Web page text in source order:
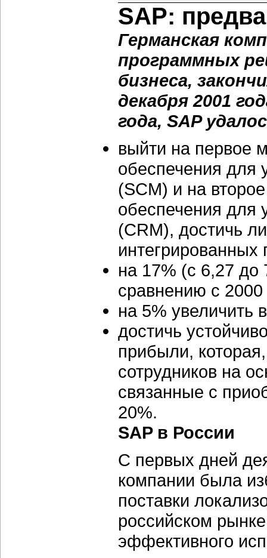
SAP:
Германская
программных
бизнеса,
декабря 2001
года, SAP
выйти на первое
обеспечения для
(SCM) и на
обеспечения для
(CRM), достичь
на 17% (с 6,27 до
сравнению с 2000
на 5% увеличить
достичь
прибыли,
сотрудников на
связанные с
20%.
SAP в России
С первых дней
компании была
поставки
российском
эффективного